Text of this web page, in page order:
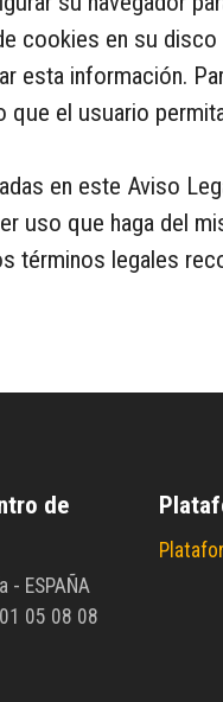
cookies en su
esta información.
que el usuario
en este Aviso
uso que haga del
términos legales
de
- ESPAÑA
05 08 08